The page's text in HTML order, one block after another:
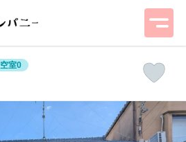
空室0